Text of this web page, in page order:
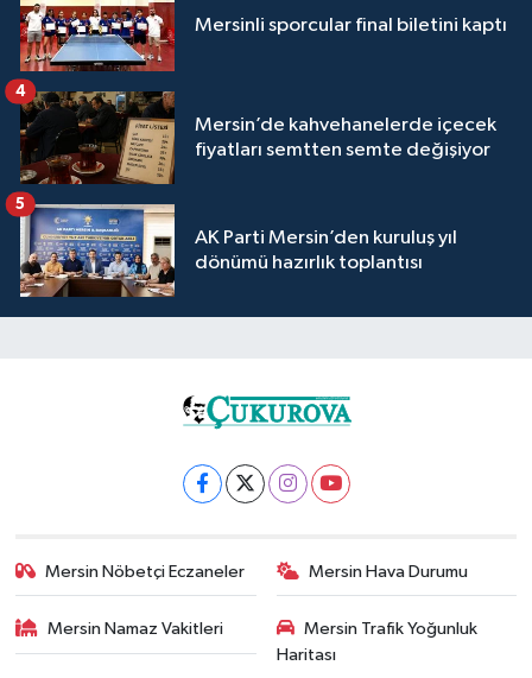
Mersinli sporcular final biletini kaptı
Mersin’de kahvehanelerde içecek
fiyatları semtten semte değişiyor
4
AK Parti Mersin’den kuruluş yıl
dönümü hazırlık toplantısı
5
Mersin Nöbetçi Eczaneler Mersin Hava Durumu
Mersin Namaz Vakitleri
Mersin Trafik Yoğunluk
Haritası